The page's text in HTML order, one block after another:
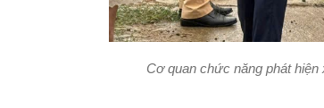
Cơ quan chức năng phát